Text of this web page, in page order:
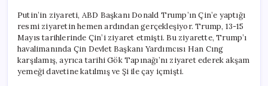
Putin’in ziyareti, ABD Başkanı Donald Trump’ın Çin’e yaptığı
resmi ziyaretin hemen ardından gerçekleşiyor. Trump, 13-15
Mayıs tarihlerinde Çin’i ziyaret etmişti. Bu ziyarette, Trump’ı
havalimanında Çin Devlet Başkanı Yardımcısı Han Cıng
karşılamış, ayrıca tarihi Gök Tapınağı’nı ziyaret ederek akşam
yemeği davetine katılmış ve Şi ile çay içmişti.